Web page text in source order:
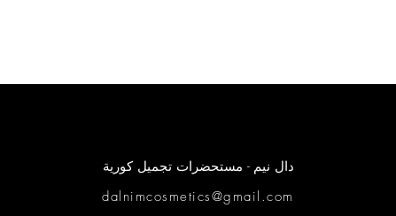
دال نيم - مستحضرات تجميل كورية
dalnimcosmetics@gmail.com